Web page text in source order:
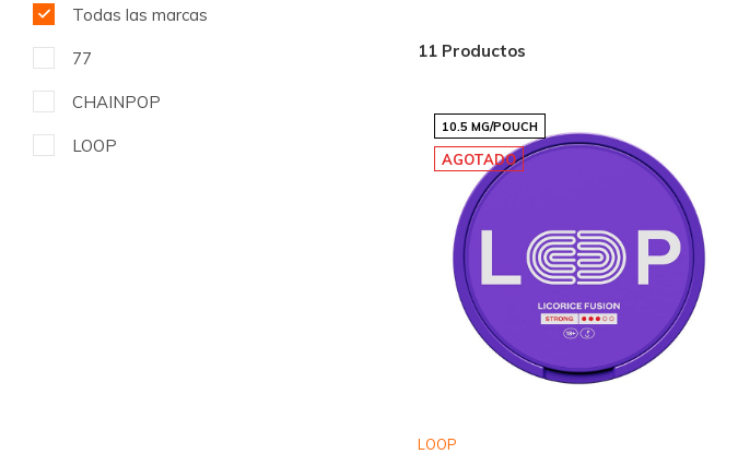
Todas las marcas
77
CHAINPOP
LOOP
11 Productos
10.5 MG/POUCH
AGOTADO
LOOP